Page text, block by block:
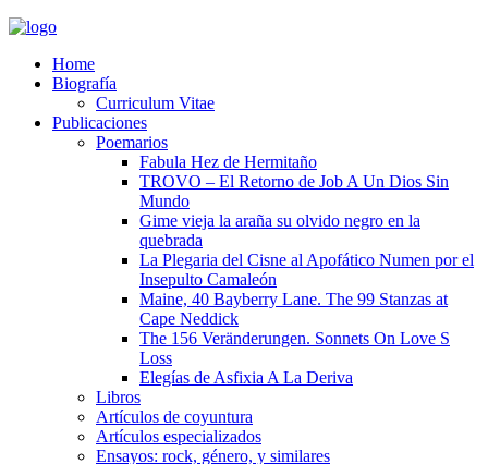
Home
Biografía
Curriculum Vitae​
Publicaciones
Poemarios
Fabula Hez de Hermitaño
TROVO – El Retorno de Job A Un Dios Sin
Mundo
Gime vieja la araña su olvido negro en la
quebrada
La Plegaria del Cisne al Apofático Numen por el
Insepulto Camaleón
Maine, 40 Bayberry Lane. The 99 Stanzas at
Cape Neddick
The 156 Veränderungen. Sonnets On Love S
Loss
Elegías de Asfixia A La Deriva
Libros
Artículos de coyuntura
Artículos especializados
Ensayos: rock, género, y similares